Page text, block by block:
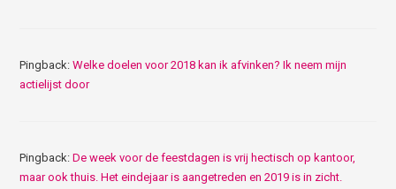
Pingback:Welke doelen voor 2018 kan ik afvinken? Ik neem mijn
actielijst door
Pingback:De week voor de feestdagen is vrij hectisch op kantoor,
maar ook thuis. Het eindejaar is aangetreden en 2019 is in zicht.